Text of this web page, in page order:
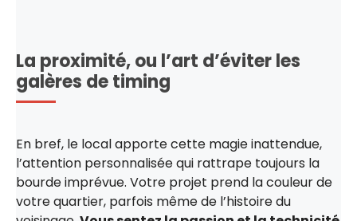
La proximité, ou l’art d’éviter les
galères de timing
En bref, le local apporte cette magie inattendue,
l’attention personnalisée qui rattrape toujours la
bourde imprévue. Votre projet prend la couleur de
votre quartier, parfois même de l’histoire du